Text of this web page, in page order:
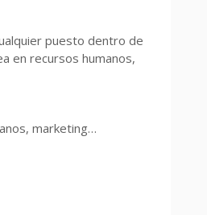
puesto dentro de
en recursos humanos,
marketing…